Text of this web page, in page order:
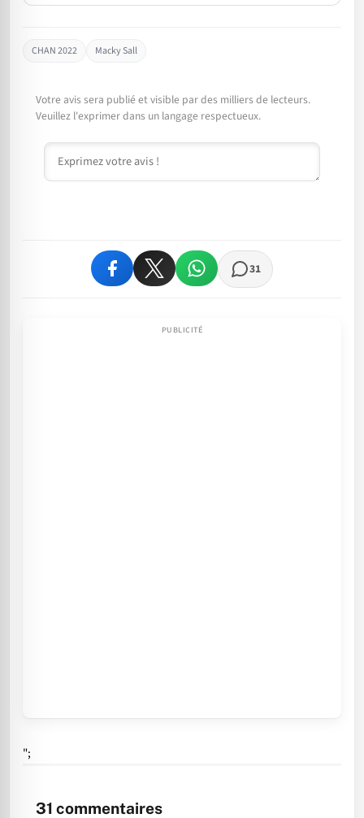
CHAN 2022 Macky Sall
Votre avis sera publié et visible par des milliers de lecteurs.
Veuillez l'exprimer dans un langage respectueux.
Commentaire
31
";
31 commentaires